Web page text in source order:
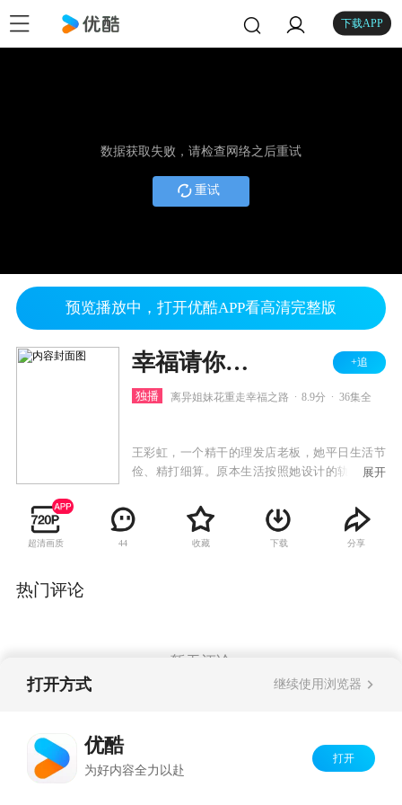
下载APP
数据获取失败，请检查网络之后重试
重试
预览播放中，打开优酷APP看高清完整版
幸福请你等等我 +追
独播 离异姐妹花重走幸福之路 8.9分 36集全
王彩虹，一个精干的理发店老板，她平日生活节
俭、精打细算。原本生活按照她设计的轨道平稳
慌和疑惑之中。牛一一，一个干练的公司白领，
她嫁给王彩虹的弟弟王朝晖后住在王彩虹的对
门，后来同王朝晖离婚。各自离婚后，王彩虹和
展开
超清画质 44 收藏 下载 分享
热门评论
暂无评论
打开方式 继续使用浏览器
优酷
为好内容全力以赴
打开